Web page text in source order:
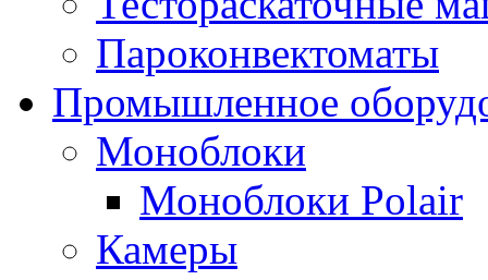
Пароконвектоматы
Промышленное
Моноблоки
Моноблоки Polair
Камеры